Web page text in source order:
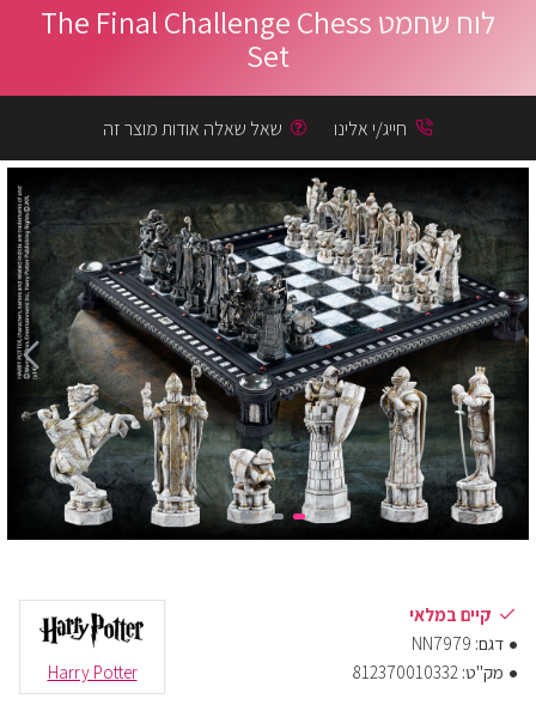
לוח שחמט The Final Challenge Chess
Set
חייג/י אלינו שאל שאלה אודות מוצר זה
קיים במלאי
דגם: NN7979
מק"ט: 812370010332
Harry Potter